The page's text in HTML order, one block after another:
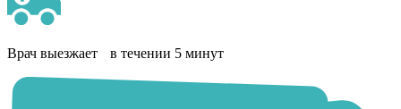
Врач выезжает в течении 5 минут